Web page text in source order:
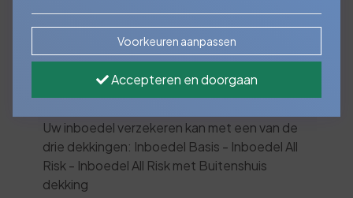
Met een inboedelverzekering zijn de spullen in
uw huur- of koopwoning verzekerd tegen
schade door o.a. brand, storm, neerslag,
lekkage, vandalisme, cybercriminaliteit en
diefstal.
Uw inboedel verzekeren kan met een van de
drie dekkingen: Inboedel Basis - Inboedel All
Risk - Inboedel All Risk met Buitenshuis
dekking
Voorkeuren aanpassen
Accepteren en doorgaan